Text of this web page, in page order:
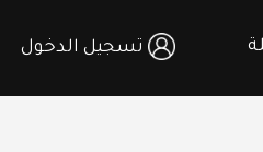
تسجيل الدخول